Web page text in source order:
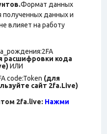
Формат данных
полученных данных и
влияет на работу
расшифровки кода
ИЛИ
code:Token (для
сайт 2fa.Live)
2fa.live: Нажми